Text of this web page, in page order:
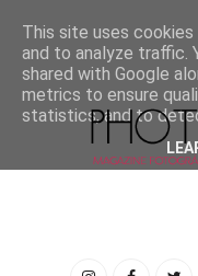
This site uses
and to analyze traffic.
shared with Google
metrics to ensure
statistics, and to